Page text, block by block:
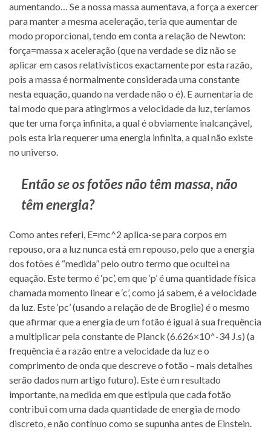
aumentando… Se a nossa massa aumentava, a força a exercer
para manter a mesma aceleração, teria que aumentar de
modo proporcional, tendo em conta a relação de Newton:
força=massa x aceleração (que na verdade se diz não se
aplicar em casos relativísticos exactamente por esta razão,
pois a massa é normalmente considerada uma constante
nesta equação, quando na verdade não o é). E aumentaria de
tal modo que para atingirmos a velocidade da luz, teríamos
que ter uma força infinita, a qual é obviamente inalcançável,
pois esta iria requerer uma energia infinita, a qual não existe
no universo.
Então se os fotões não têm massa, não
têm energia?
Como antes referi, E=mc^2 aplica-se para corpos em
repouso, ora a luz nunca está em repouso, pelo que a energia
dos fotões é “medida” pelo outro termo que ocultei na
equação. Este termo é ‘pc’, em que ‘p’ é uma quantidade física
chamada momento linear e ‘c’, como já sabem, é a velocidade
da luz. Este ‘pc’ (usando a relação de de Broglie) é o mesmo
que afirmar que a energia de um fotão é igual à sua frequência
a multiplicar pela constante de Planck (6.626×10^-34 J.s) (a
frequência é a razão entre a velocidade da luz e o
comprimento de onda que descreve o fotão – mais detalhes
serão dados num artigo futuro). Este é um resultado
importante, na medida em que estipula que cada fotão
contribui com uma dada quantidade de energia de modo
discreto, e não contínuo como se supunha antes de Einstein.